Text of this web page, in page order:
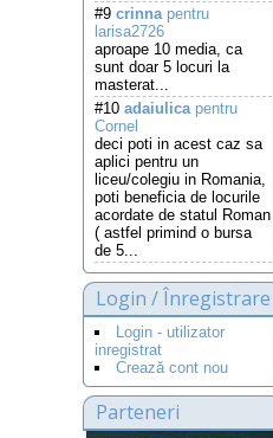
#9 crinnapentru
larisa2726
aproape 10 media, ca
sunt doar 5 locuri la
masterat...
#10 adaiulicapentru
Cornel
deci poti in acest caz sa
aplici pentru un
liceu/colegiu in Romania,
poti beneficia de locurile
acordate de statul Roman
( astfel primind o bursa
de 5...
Login / Înregistrare
Login - utilizator
inregistrat
Crează cont nou
Parteneri